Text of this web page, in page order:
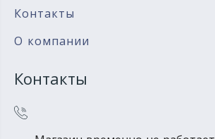
Контакты
О компании
Контакты